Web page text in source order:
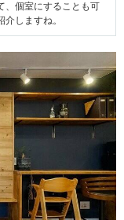
、個室にすることも可
しますね。